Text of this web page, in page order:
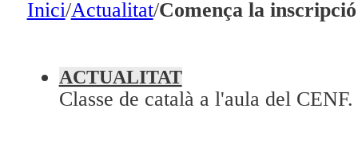
En directe
Programació
Inici/Actualitat/Comença la
Classe de català a l'aula del
ACTUALITAT